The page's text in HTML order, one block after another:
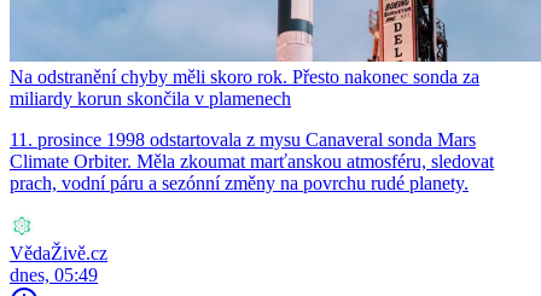
Na odstranění chyby měli skoro rok. Přesto nakonec sonda za
miliardy korun skončila v plamenech
11. prosince 1998 odstartovala z mysu Canaveral sonda Mars
Climate Orbiter. Měla zkoumat marťanskou atmosféru, sledovat
prach, vodní páru a sezónní změny na povrchu rudé planety.
VědaŽivě.cz
dnes, 05:49